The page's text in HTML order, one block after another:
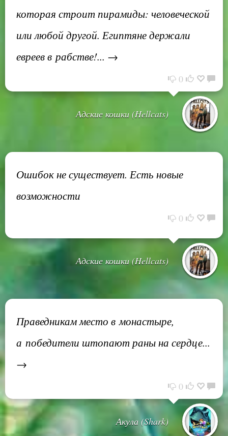
которая строит пирамиды: человеческой
или любой другой. Египтяне держали
евреев в рабстве!... →
0
Адские кошки (Hellcats)
Ошибок не существует. Есть новые
возможности
0
Адские кошки (Hellcats)
Праведникам место в монастыре,
а победители штопают раны на сердце...
→
0
Акула (Shark)